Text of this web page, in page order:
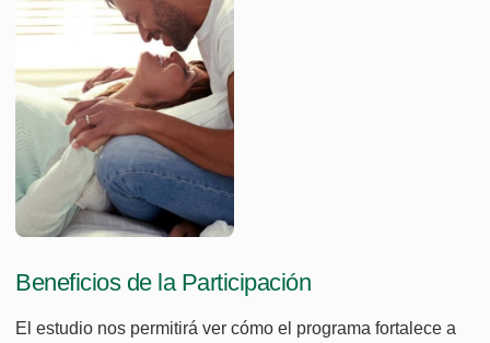
Beneficios de la Participación
El estudio nos permitirá ver cómo el programa fortalece a